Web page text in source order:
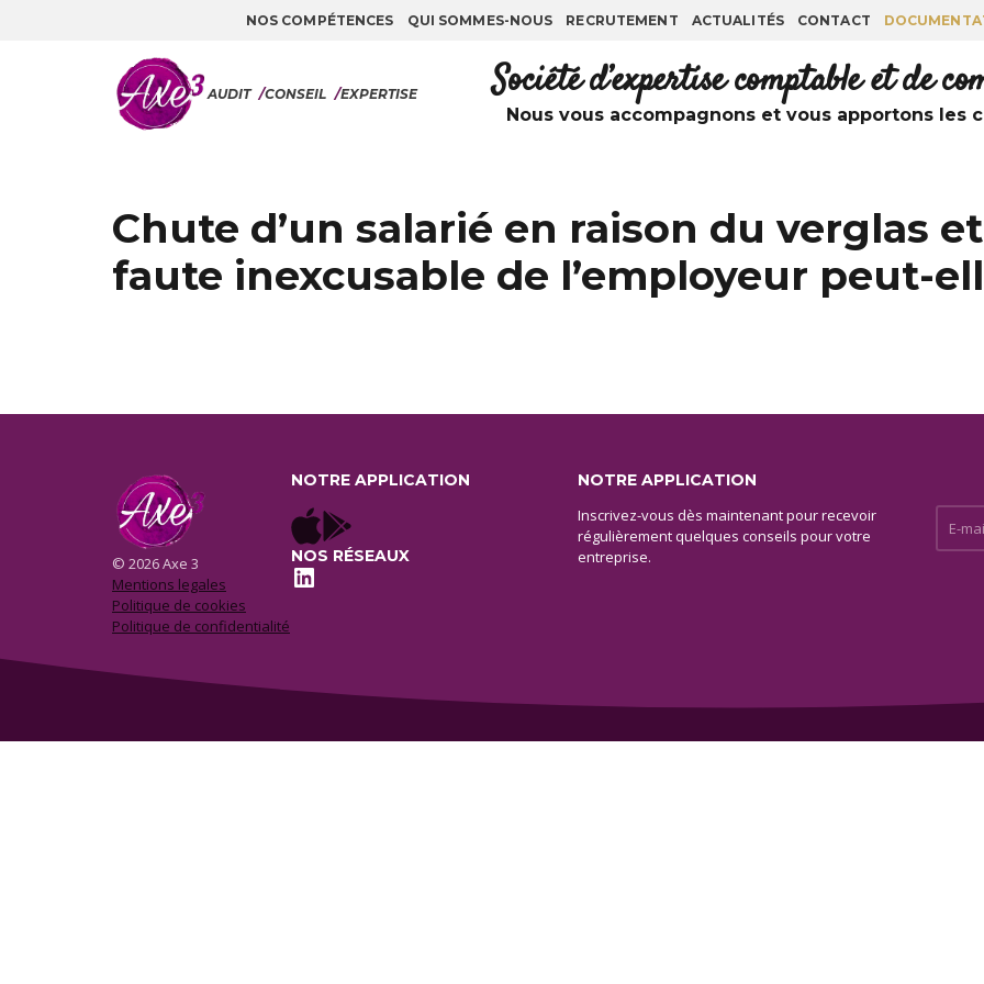
NOS COMPÉTENCES QUI SOMMES-NOUS RECRUTEMENT ACTUALITÉS CONTACT
AUDIT /CONSEIL /EXPERTISE Société d’expertise comptable et de
Nous vous accompagnons et vous apportons les
Chute d’un salarié en raison du verglas
faute inexcusable de l’employeur peut-
© 2026 Axe 3
Mentions legales
Politique de cookies
Politique de confidentialité
NOTRE APPLICATION
NOS RÉSEAUX
LinkedIn
NOTRE APPLICATION
Inscrivez-vous dès maintenant pour recevoir
régulièrement quelques conseils pour votre
entreprise.